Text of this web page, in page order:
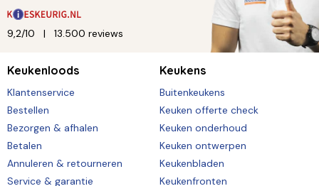
9,2/10 13.500 reviews
Keukenloods
Klantenservice
Bestellen
Bezorgen & afhalen
Betalen
Annuleren & retourneren
Service & garantie
Keukens
Buitenkeukens
Keuken offerte check
Keuken onderhoud
Keuken ontwerpen
Keukenbladen
Keukenfronten